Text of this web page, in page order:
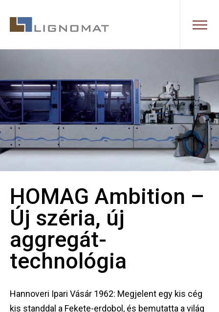
HOMAG Ambition –
Új széria, új
aggregát-
technológia
Hannoveri Ipari Vásár 1962: Megjelent egy kis cég
kis standdal a Fekete-erdobol, és bemutatta a világ